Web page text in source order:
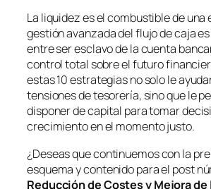
La liquidez es el combustible de una
gestión avanzada del flujo de caja
entre ser esclavo de la cuenta
control total sobre el futuro
estas 10 estrategias no solo le
tensiones de tesorería, sino que le
disponer de capital para tomar
crecimiento en el momento justo.
¿Deseas que continuemos con la
esquema y contenido para el post
Reducción de Costes y Mejora